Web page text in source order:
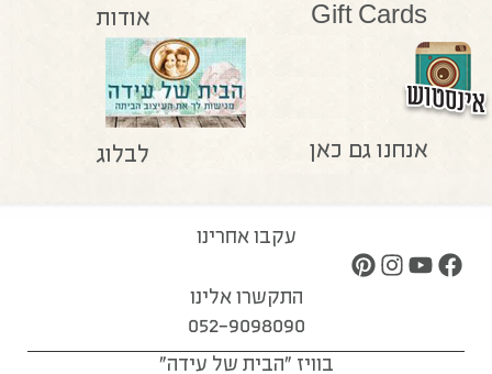
Gift Cards אודות
אנחנו גם כאן לבלוג
עקבו אחרינו
התקשרו אלינו
052-9098090
בוויז "הבית של עידה"